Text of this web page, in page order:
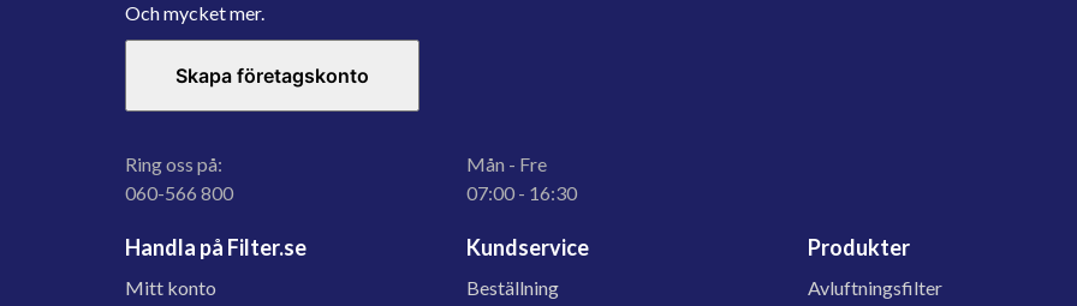
Och mycket mer.
Skapa företagskonto
Ring oss på:
060-566 800
Mån - Fre
07:00 - 16:30
Handla på Filter.se
Mitt konto
Kundservice
Beställning
Produkter
Avluftningsfilter